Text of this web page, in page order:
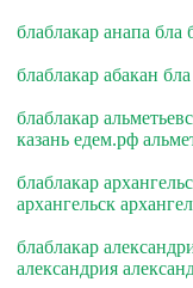
блаблакар анапа бла
блаблакар абакан
блаблакар
казань едем.рф
блаблакар
архангельск
блаблакар
александрия